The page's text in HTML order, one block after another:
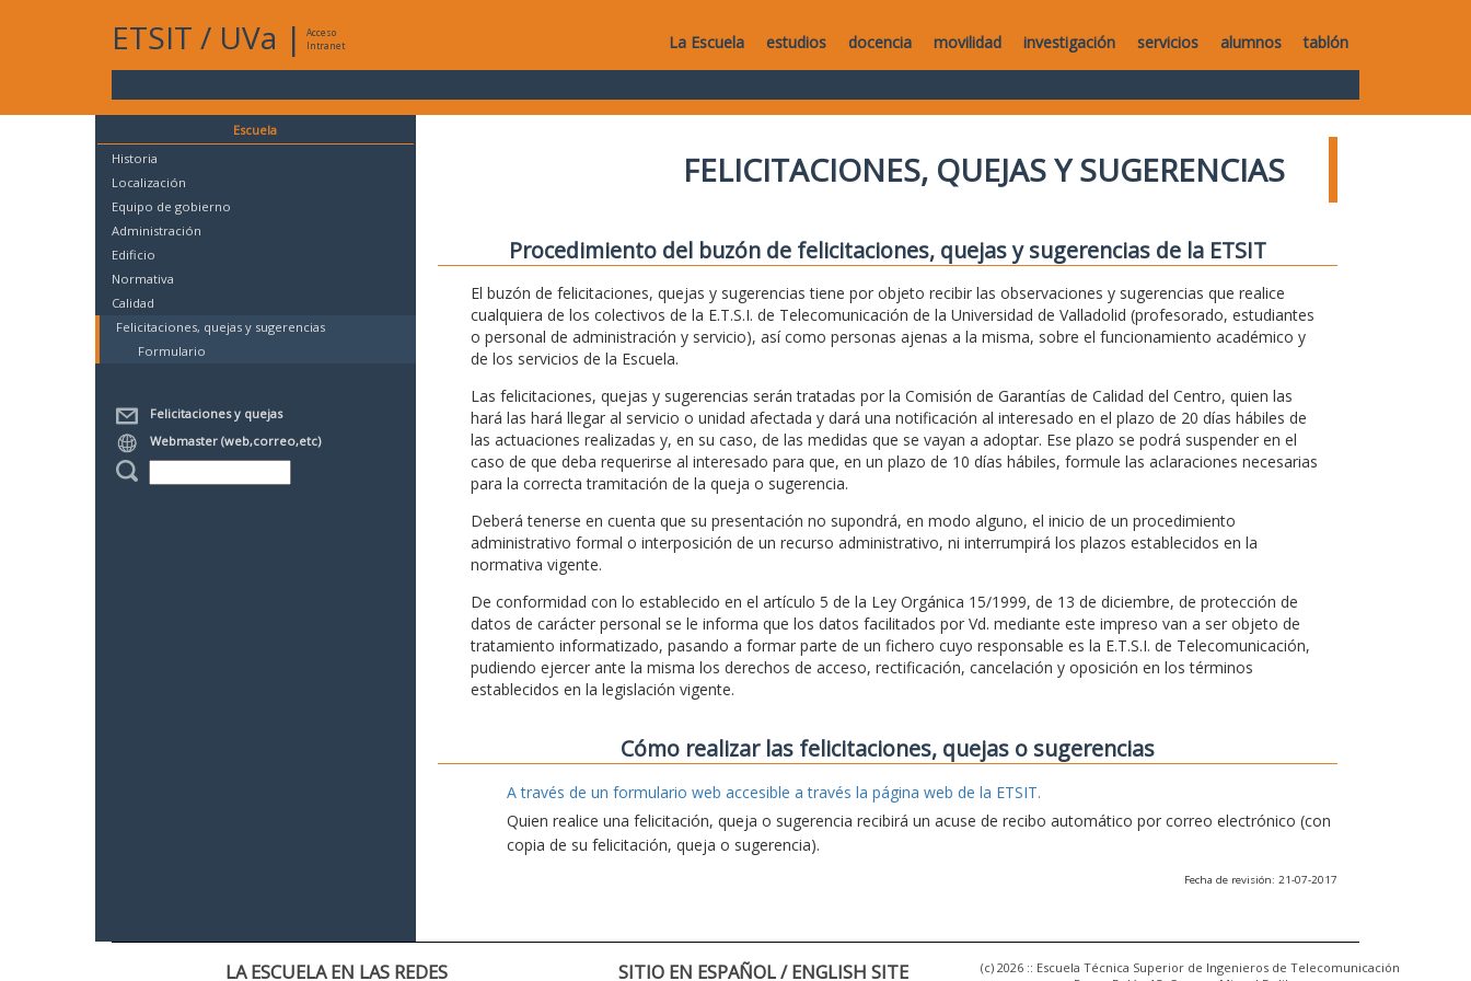
ETSIT / UVa |
Acceso
Intranet
La Escuela estudios docencia movilidad investigación servicios alumnos tablón
Escuela
Historia
Localización
Equipo de gobierno
Administración
Edificio
Normativa
Calidad
Felicitaciones, quejas y sugerencias
Formulario
Felicitaciones y quejas
Webmaster (web,correo,etc)
FELICITACIONES, QUEJAS Y SUGERENCIAS
Procedimiento del buzón de felicitaciones, quejas y sugerencias de la ETSIT
El buzón de felicitaciones, quejas y sugerencias tiene por objeto recibir las observaciones y sugerencias que realice
cualquiera de los colectivos de la E.T.S.I. de Telecomunicación de la Universidad de Valladolid (profesorado, estudiantes
o personal de administración y servicio), así como personas ajenas a la misma, sobre el funcionamiento académico y
de los servicios de la Escuela.
Las felicitaciones, quejas y sugerencias serán tratadas por la Comisión de Garantías de Calidad del Centro, quien las
hará las hará llegar al servicio o unidad afectada y dará una notificación al interesado en el plazo de 20 días hábiles de
las actuaciones realizadas y, en su caso, de las medidas que se vayan a adoptar. Ese plazo se podrá suspender en el
caso de que deba requerirse al interesado para que, en un plazo de 10 días hábiles, formule las aclaraciones necesarias
para la correcta tramitación de la queja o sugerencia.
Deberá tenerse en cuenta que su presentación no supondrá, en modo alguno, el inicio de un procedimiento
administrativo formal o interposición de un recurso administrativo, ni interrumpirá los plazos establecidos en la
normativa vigente.
De conformidad con lo establecido en el artículo 5 de la Ley Orgánica 15/1999, de 13 de diciembre, de protección de
datos de carácter personal se le informa que los datos facilitados por Vd. mediante este impreso van a ser objeto de
tratamiento informatizado, pasando a formar parte de un fichero cuyo responsable es la E.T.S.I. de Telecomunicación,
pudiendo ejercer ante la misma los derechos de acceso, rectificación, cancelación y oposición en los términos
establecidos en la legislación vigente.
Cómo realizar las felicitaciones, quejas o sugerencias
A través de un formulario web accesible a través la página web de la ETSIT.
Quien realice una felicitación, queja o sugerencia recibirá un acuse de recibo automático por correo electrónico (con
copia de su felicitación, queja o sugerencia).
Fecha de revisión: 21-07-2017
LA ESCUELA EN LAS REDES SITIO EN ESPAÑOL / ENGLISH SITE
(c) 2026 :: Escuela Técnica Superior de Ingenieros de Telecomunicación